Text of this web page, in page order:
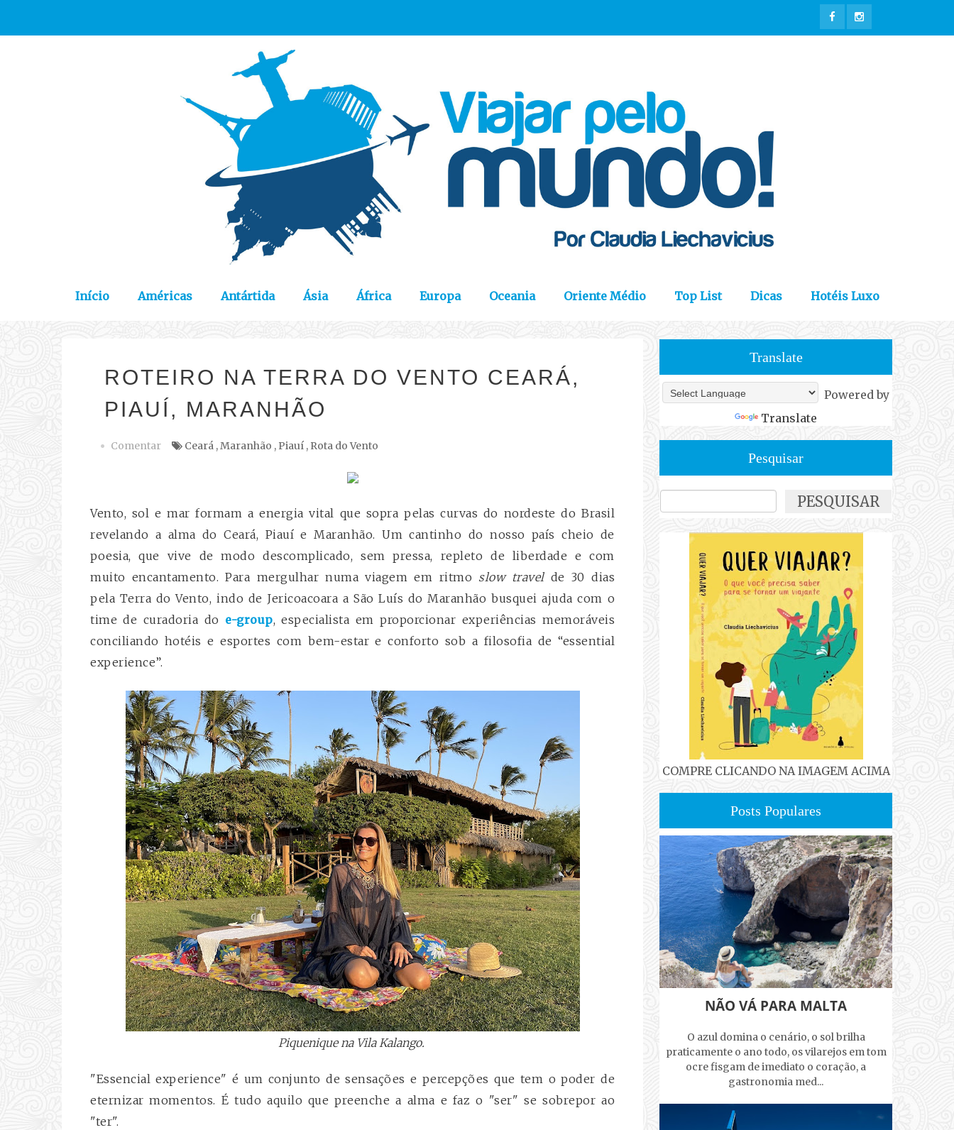
Início Américas Antártida Ásia África Europa Oceania Oriente Médio Top List Dicas Hotéis Luxo
ROTEIRO NA TERRA DO VENTO CEARÁ,
PIAUÍ, MARANHÃO
Comentar Ceará ,Maranhão , Piauí , Rota do Vento
Vento, sol e mar formam a energia vital que sopra pelas curvas do nordeste do Brasil
revelando a alma do Ceará, Piauí e Maranhão. Um cantinho do nosso país cheio de
poesia, que vive de modo descomplicado, sem pressa, repleto de liberdade e com
muito encantamento. Para mergulhar numa viagem em ritmo slow travel de 30 dias
pela Terra do Vento, indo de Jericoacoara a São Luís do Maranhão busquei ajuda com o
time de curadoria do e-group, especialista em proporcionar experiências memoráveis
conciliando hotéis e esportes com bem-estar e conforto sob a filosofia de “essential
experience”.
Piquenique na Vila Kalango.
"Essencial experience" é um conjunto de sensações e percepções que tem o poder de
eternizar momentos. É tudo aquilo que preenche a alma e faz o "ser" se sobrepor ao
"ter".
Translate
Powered by
Translate
Pesquisar
COMPRE CLICANDO NA IMAGEM ACIMA
Posts Populares
NÃO VÁ PARA MALTA
O azul domina o cenário, o sol brilha
praticamente o ano todo, os vilarejos em tom
ocre fisgam de imediato o coração, a
gastronomia med...